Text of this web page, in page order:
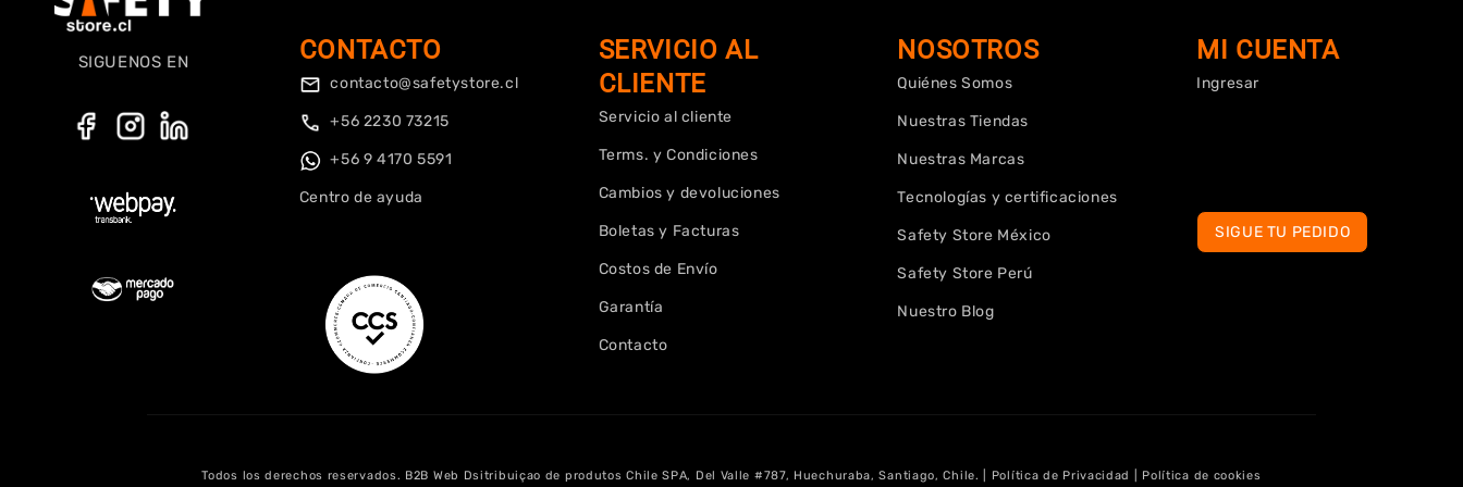
SIGUENOS EN CONTACTO
contacto@safetystore.cl
+56 2230 73215
+56 9 4170 5591
Centro de ayuda
SERVICIO AL
CLIENTE
Servicio al cliente
Terms. y Condiciones
Cambios y devoluciones
Boletas y Facturas
Costos de Envío
Garantía
Contacto
NOSOTROS
Quiénes Somos
Nuestras Tiendas
Nuestras Marcas
Tecnologías y certificaciones
Safety Store México
Safety Store Perú
Nuestro Blog
MI CUENTA
Ingresar
SIGUE TU PEDIDO
Todos los derechos reservados. B2B Web Dsitribuiçao de produtos Chile SPA, Del Valle #787, Huechuraba, Santiago, Chile. | Política de Privacidad | Política de cookies